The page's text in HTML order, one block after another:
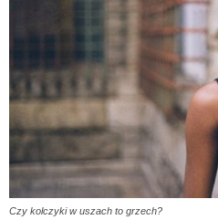
Czy kolczyki w uszach to grzech?